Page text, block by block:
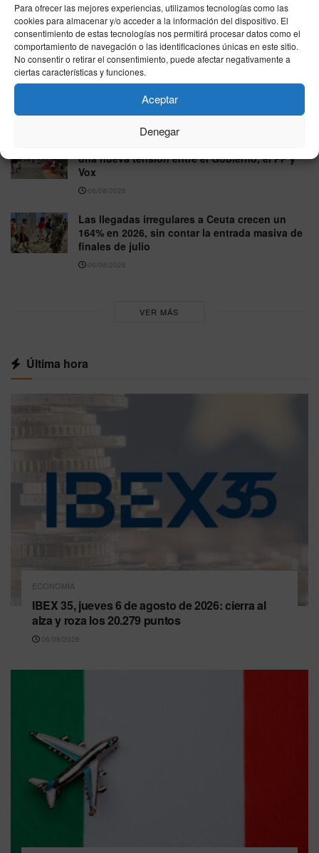
Para ofrecer las mejores experiencias, utilizamos tecnologías como las
cookies para almacenar y/o acceder a la información del dispositivo. El
consentimiento de estas tecnologías nos permitirá procesar datos como el
comportamiento de navegación o las identificaciones únicas en este sitio.
No consentir o retirar el consentimiento, puede afectar negativamente a
ciertas características y funciones.
Aceptar
Denegar
Más de cien menores migrantes pasan su
primera noche en un colegio habilitado en
Ceuta
06/08/2026
El PP exige habilitar el Congreso y el Senado
en agosto por la crisis migratoria de Ceuta
06/08/2026
una nueva tensión entre el Gobierno, el PP y
Vox
06/08/2026
Las llegadas irregulares a Ceuta crecen un
164% en 2026, sin contar la entrada masiva de
finales de julio
06/08/2026
VER MÁS
Última hora
ECONOMÍA
IBEX 35, jueves 6 de agosto de 2026: cierra al
alza y roza los 20.279 puntos
06/08/2026